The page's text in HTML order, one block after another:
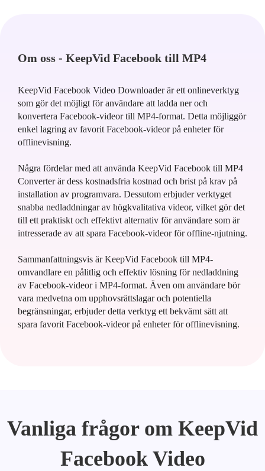
Om oss - KeepVid Facebook till MP4
KeepVid Facebook Video Downloader är ett onlineverktyg
som gör det möjligt för användare att ladda ner och
konvertera Facebook-videor till MP4-format. Detta möjliggör
enkel lagring av favorit Facebook-videor på enheter för
offlinevisning.
Några fördelar med att använda KeepVid Facebook till MP4
Converter är dess kostnadsfria kostnad och brist på krav på
installation av programvara. Dessutom erbjuder verktyget
snabba nedladdningar av högkvalitativa videor, vilket gör det
till ett praktiskt och effektivt alternativ för användare som är
intresserade av att spara Facebook-videor för offline-njutning.
Sammanfattningsvis är KeepVid Facebook till MP4-
omvandlare en pålitlig och effektiv lösning för nedladdning
av Facebook-videor i MP4-format. Även om användare bör
vara medvetna om upphovsrättslagar och potentiella
begränsningar, erbjuder detta verktyg ett bekvämt sätt att
spara favorit Facebook-videor på enheter för offlinevisning.
Vanliga frågor om KeepVid
Facebook Video